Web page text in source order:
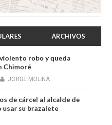
ARCHIVOS
robo y queda
Chimoré
JORGE MOLINA
de cárcel al alcalde de
usar su brazalete